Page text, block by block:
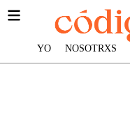
YO NOSOTRXS